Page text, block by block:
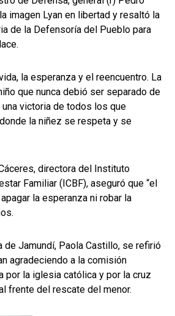
imagen Lyan en libertad y resaltó la
de la Defensoría del Pueblo para
la esperanza y el reencuentro. La
que nunca debió ser separado de
una victoria de todos los que
la niñez se respeta y se
directora del Instituto
Familiar (ICBF), aseguró que “el
la esperanza ni robar la
de Jamundí, Paola Castillo, se refirió
agradeciendo a la comisión
por la iglesia católica y por la cruz
frente del rescate del menor.